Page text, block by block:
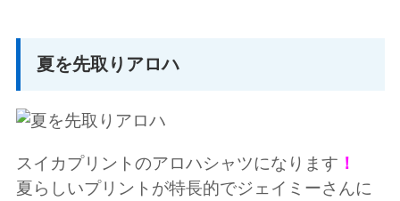
夏を先取りアロハ
スイカプリントのアロハシャツになります ！
夏らしいプリントが特長的でジェイミーさんに